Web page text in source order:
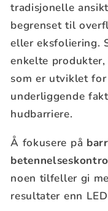
tradisjonelle
begrenset til
eller eksfoliering.
enkelte
som er utviklet
underliggende
hudbarriere.
Å fokusere på
noen tilfeller gi
resultater enn